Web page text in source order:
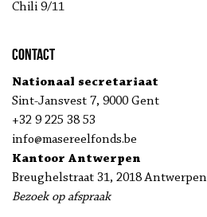
Chili 9/11
Contact
Nationaal secretariaat
Sint-Jansvest 7, 9000 Gent
+32 9 225 38 53
info@masereelfonds.be
Kantoor Antwerpen
Breughelstraat 31, 2018 Antwerpen
Bezoek op afspraak